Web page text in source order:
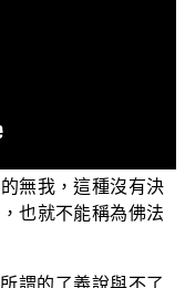
是要以無常為因，
，或者又會由常轉
無我，這種沒有決
也就不能稱為佛法
謂的了義說與不了